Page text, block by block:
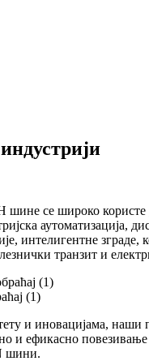
шине се широко користе
аутоматизација,
интелигентне зграде,
транзит и
(1)
и иновацијама, наши
и ефикасно
шини.